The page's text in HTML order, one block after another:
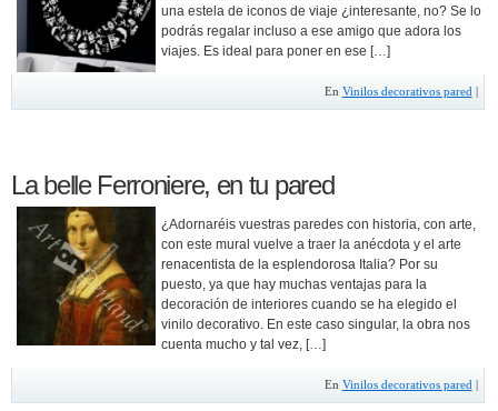
una estela de iconos de viaje ¿interesante, no? Se lo
podrás regalar incluso a ese amigo que adora los
viajes. Es ideal para poner en ese […]
En Vinilos decorativos pared
La belle Ferroniere, en tu pared
¿Adornaréis vuestras paredes con historia, con arte,
con este mural vuelve a traer la anécdota y el arte
renacentista de la esplendorosa Italia? Por su
puesto, ya que hay muchas ventajas para la
decoración de interiores cuando se ha elegido el
vinilo decorativo. En este caso singular, la obra nos
cuenta mucho y tal vez, […]
En Vinilos decorativos pared